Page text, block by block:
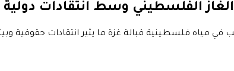
الفلسطيني وسط انتقادات دولية
مياه فلسطينية قبالة غزة ما يثير انتقادات حقوقية